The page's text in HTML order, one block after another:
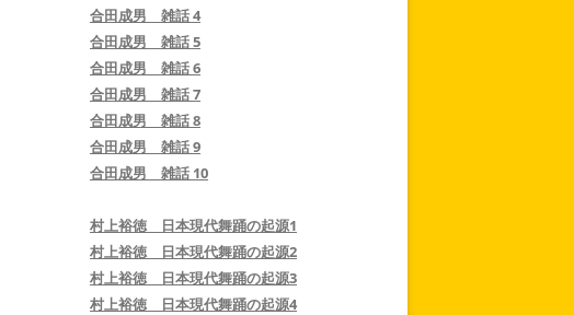
合田成男 雑話 4
合田成男 雑話 5
合田成男 雑話 6
合田成男 雑話 7
合田成男 雑話 8
合田成男 雑話 9
合田成男 雑話 10
村上裕徳 日本現代舞踊の起源1
村上裕徳 日本現代舞踊の起源2
村上裕徳 日本現代舞踊の起源3
村上裕徳 日本現代舞踊の起源4